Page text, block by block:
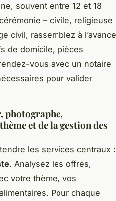
souvent entre 12 et 18
– civile, religieuse
civil, rassemblez à l’avance
de domicile, pièces
vous avec un notaire
pour valider
photographe,
et de la gestion des
les services centraux :
. Analysez les offres,
votre thème, vos
Pour chaque